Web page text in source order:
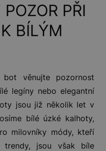
PŘI
BÍLÝM
bot věnujte pozornost
legíny nebo elegantní
jsou již několik let v
bílé úzké kalhoty,
milovníky módy, kteří
trendy, jsou však bíle